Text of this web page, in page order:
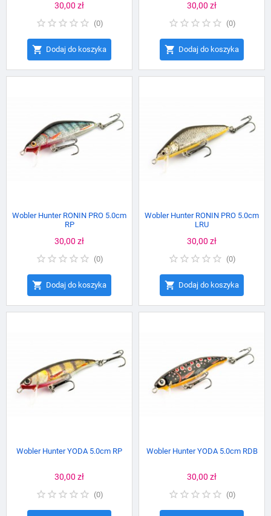
Cena
30,00 zł
(0)
 Dodaj do koszyka
Cena
30,00 zł
(0)
 Dodaj do koszyka
Wobler Hunter RONIN PRO 5.0cm
RP
Cena
30,00 zł
(0)
 Dodaj do koszyka
Wobler Hunter RONIN PRO 5.0cm
LRU
Cena
30,00 zł
(0)
 Dodaj do koszyka
Wobler Hunter YODA 5.0cm RP
Cena
30,00 zł
(0)
Wobler Hunter YODA 5.0cm RDB
Cena
30,00 zł
(0)